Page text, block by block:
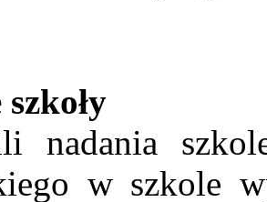
nadania
w szkole